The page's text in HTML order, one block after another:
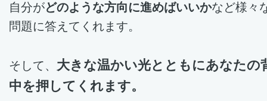
自分がどのような方向に進めばいいかなど様々
問題に答えてくれます。
そして、 大きな温かい光とともにあなたの
中を押してくれます。